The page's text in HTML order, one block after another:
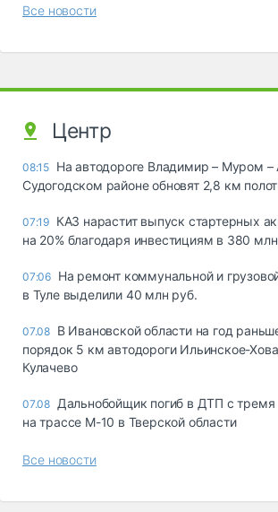
Все новости
Центр
08:15 На автодороге Владимир – Муром –
Судогодском районе обновят 2,8 км
07:19 КАЗ нарастит выпуск стартерных
на 20% благодаря инвестициям в 380
07:06 На ремонт коммунальной и
в Туле выделили 40 млн руб.
07.08 В Ивановской области на год
порядок 5 км автодороги Ильинское-
Кулачево
07.08 Дальнобойщик погиб в ДТП с тремя
на трассе М-10 в Тверской области
Все новости